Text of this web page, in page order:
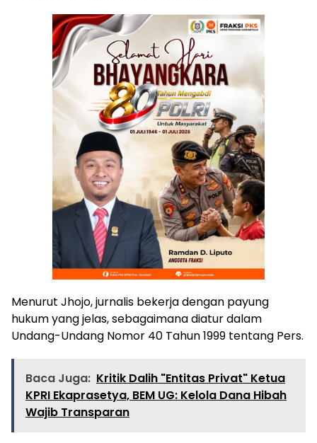
Menurut Jhojo, jurnalis bekerja dengan payung
hukum yang jelas, sebagaimana diatur dalam
Undang-Undang Nomor 40 Tahun 1999 tentang Pers.
Baca Juga: Kritik Dalih "Entitas Privat" Ketua
KPRI Ekaprasetya, BEM UG: Kelola Dana Hibah
Wajib Transparan